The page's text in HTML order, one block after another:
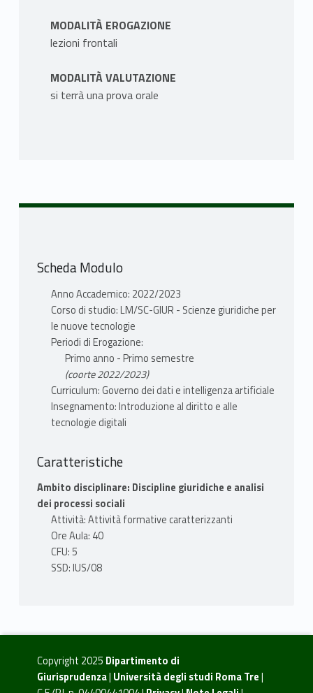
MODALITÀ EROGAZIONE
lezioni frontali
MODALITÀ VALUTAZIONE
si terrà una prova orale
Scheda Modulo
Anno Accademico: 2022/2023
Corso di studio: LM/SC-GIUR - Scienze giuridiche per
le nuove tecnologie
Periodi di Erogazione:
Primo anno - Primo semestre
(coorte 2022/2023)
Curriculum: Governo dei dati e intelligenza artificiale
Insegnamento: Introduzione al diritto e alle
tecnologie digitali
Caratteristiche
Ambito disciplinare: Discipline giuridiche e analisi
dei processi sociali
Attività: Attività formative caratterizzanti
Ore Aula: 40
CFU: 5
SSD: IUS/08
Copyright 2025 Dipartimento di
Giurisprudenza| Università degli studi Roma Tre|